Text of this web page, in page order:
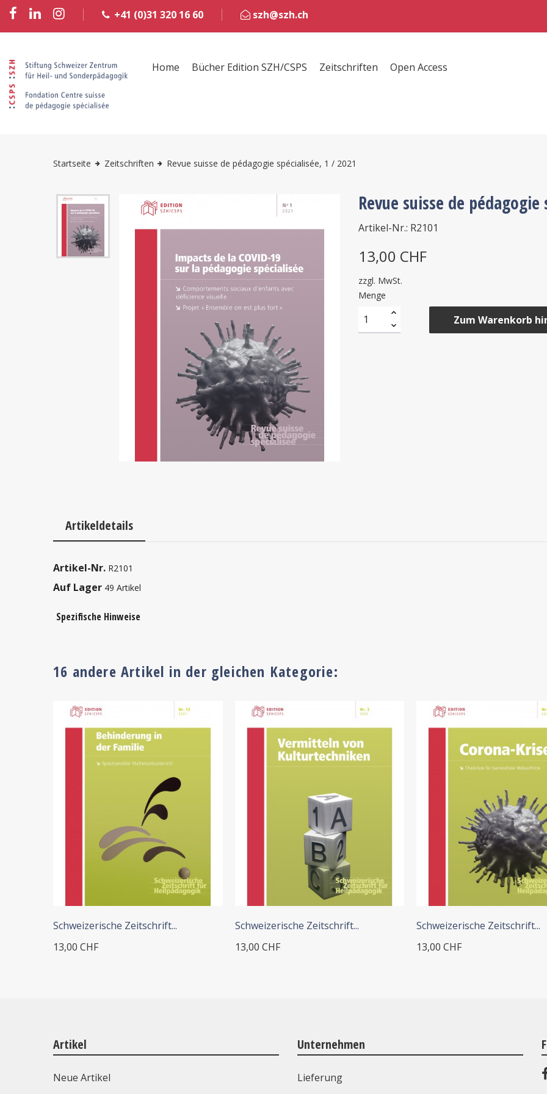
+41 (0)31 320 16 60 szh@szh.ch
Home Bücher Edition SZH/CSPS Zeitschriften Open Access
Startseite Zeitschriften Revue suisse de pédagogie spécialisée, 1 / 2021
Revue suisse de
Artikel-Nr.: R2101
13,00 CHF
zzgl. MwSt.
Menge
Zum Warenkorb
Artikeldetails
Artikel-Nr. R2101
Auf Lager 49 Artikel
Spezifische Hinweise
16 andere Artikel in der gleichen Kategorie:
Schweizerische Zeitschrift...
13,00 CHF
+ IN DEN WARENKORB
Schweizerische Zeitschrift...
13,00 CHF
+ IN DEN WARENKORB
Schweizerische Zeitschrift...
13,00 CHF
Artikel
Neue Artikel
Unternehmen
Lieferung